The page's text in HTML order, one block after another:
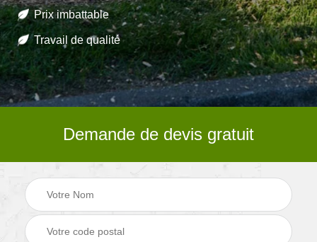
Prix imbattable
Travail de qualité
Demande de devis gratuit